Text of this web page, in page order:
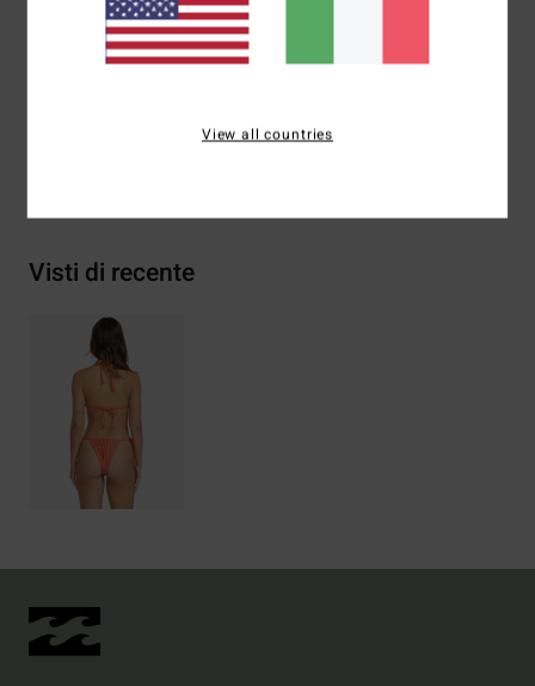
Composizione74% poliestere riciclato 21% poliestere 5%
Visti di recente
View all countries